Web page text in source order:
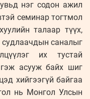
нэг содон ажил
семинар тогтмол
талаар түүх,
судлаачдын саналыг
их тустай
асууж байх шиг
хийгээгүй байгаа
нь Монгол Улсын